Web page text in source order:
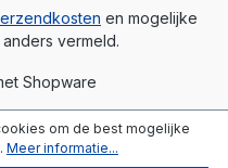
en mogelijke
vermeld.
Shopware
om de best mogelijke
Meer informatie...